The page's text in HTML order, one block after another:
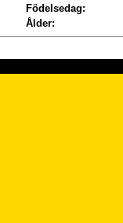
Födelsedag:
Ålder: